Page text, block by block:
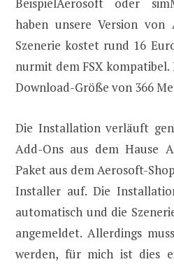
haben unsere Version von
Szenerie kostet rund 16
nurmit dem FSX kompatibel.
Download-Größe von 366
Die Installation verläuft
Add-Ons aus dem Hause
Paket aus dem Aerosoft-
Installer auf. Die
automatisch und die
angemeldet. Allerdings
werden, für mich ist dies